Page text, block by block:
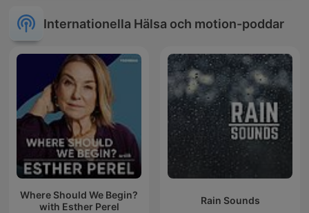
Internationella Hälsa och motion-poddar
Where Should We Begin?
with Esther Perel
Rain Sounds